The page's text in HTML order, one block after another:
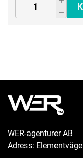
WER-agenturer AB
Adress: